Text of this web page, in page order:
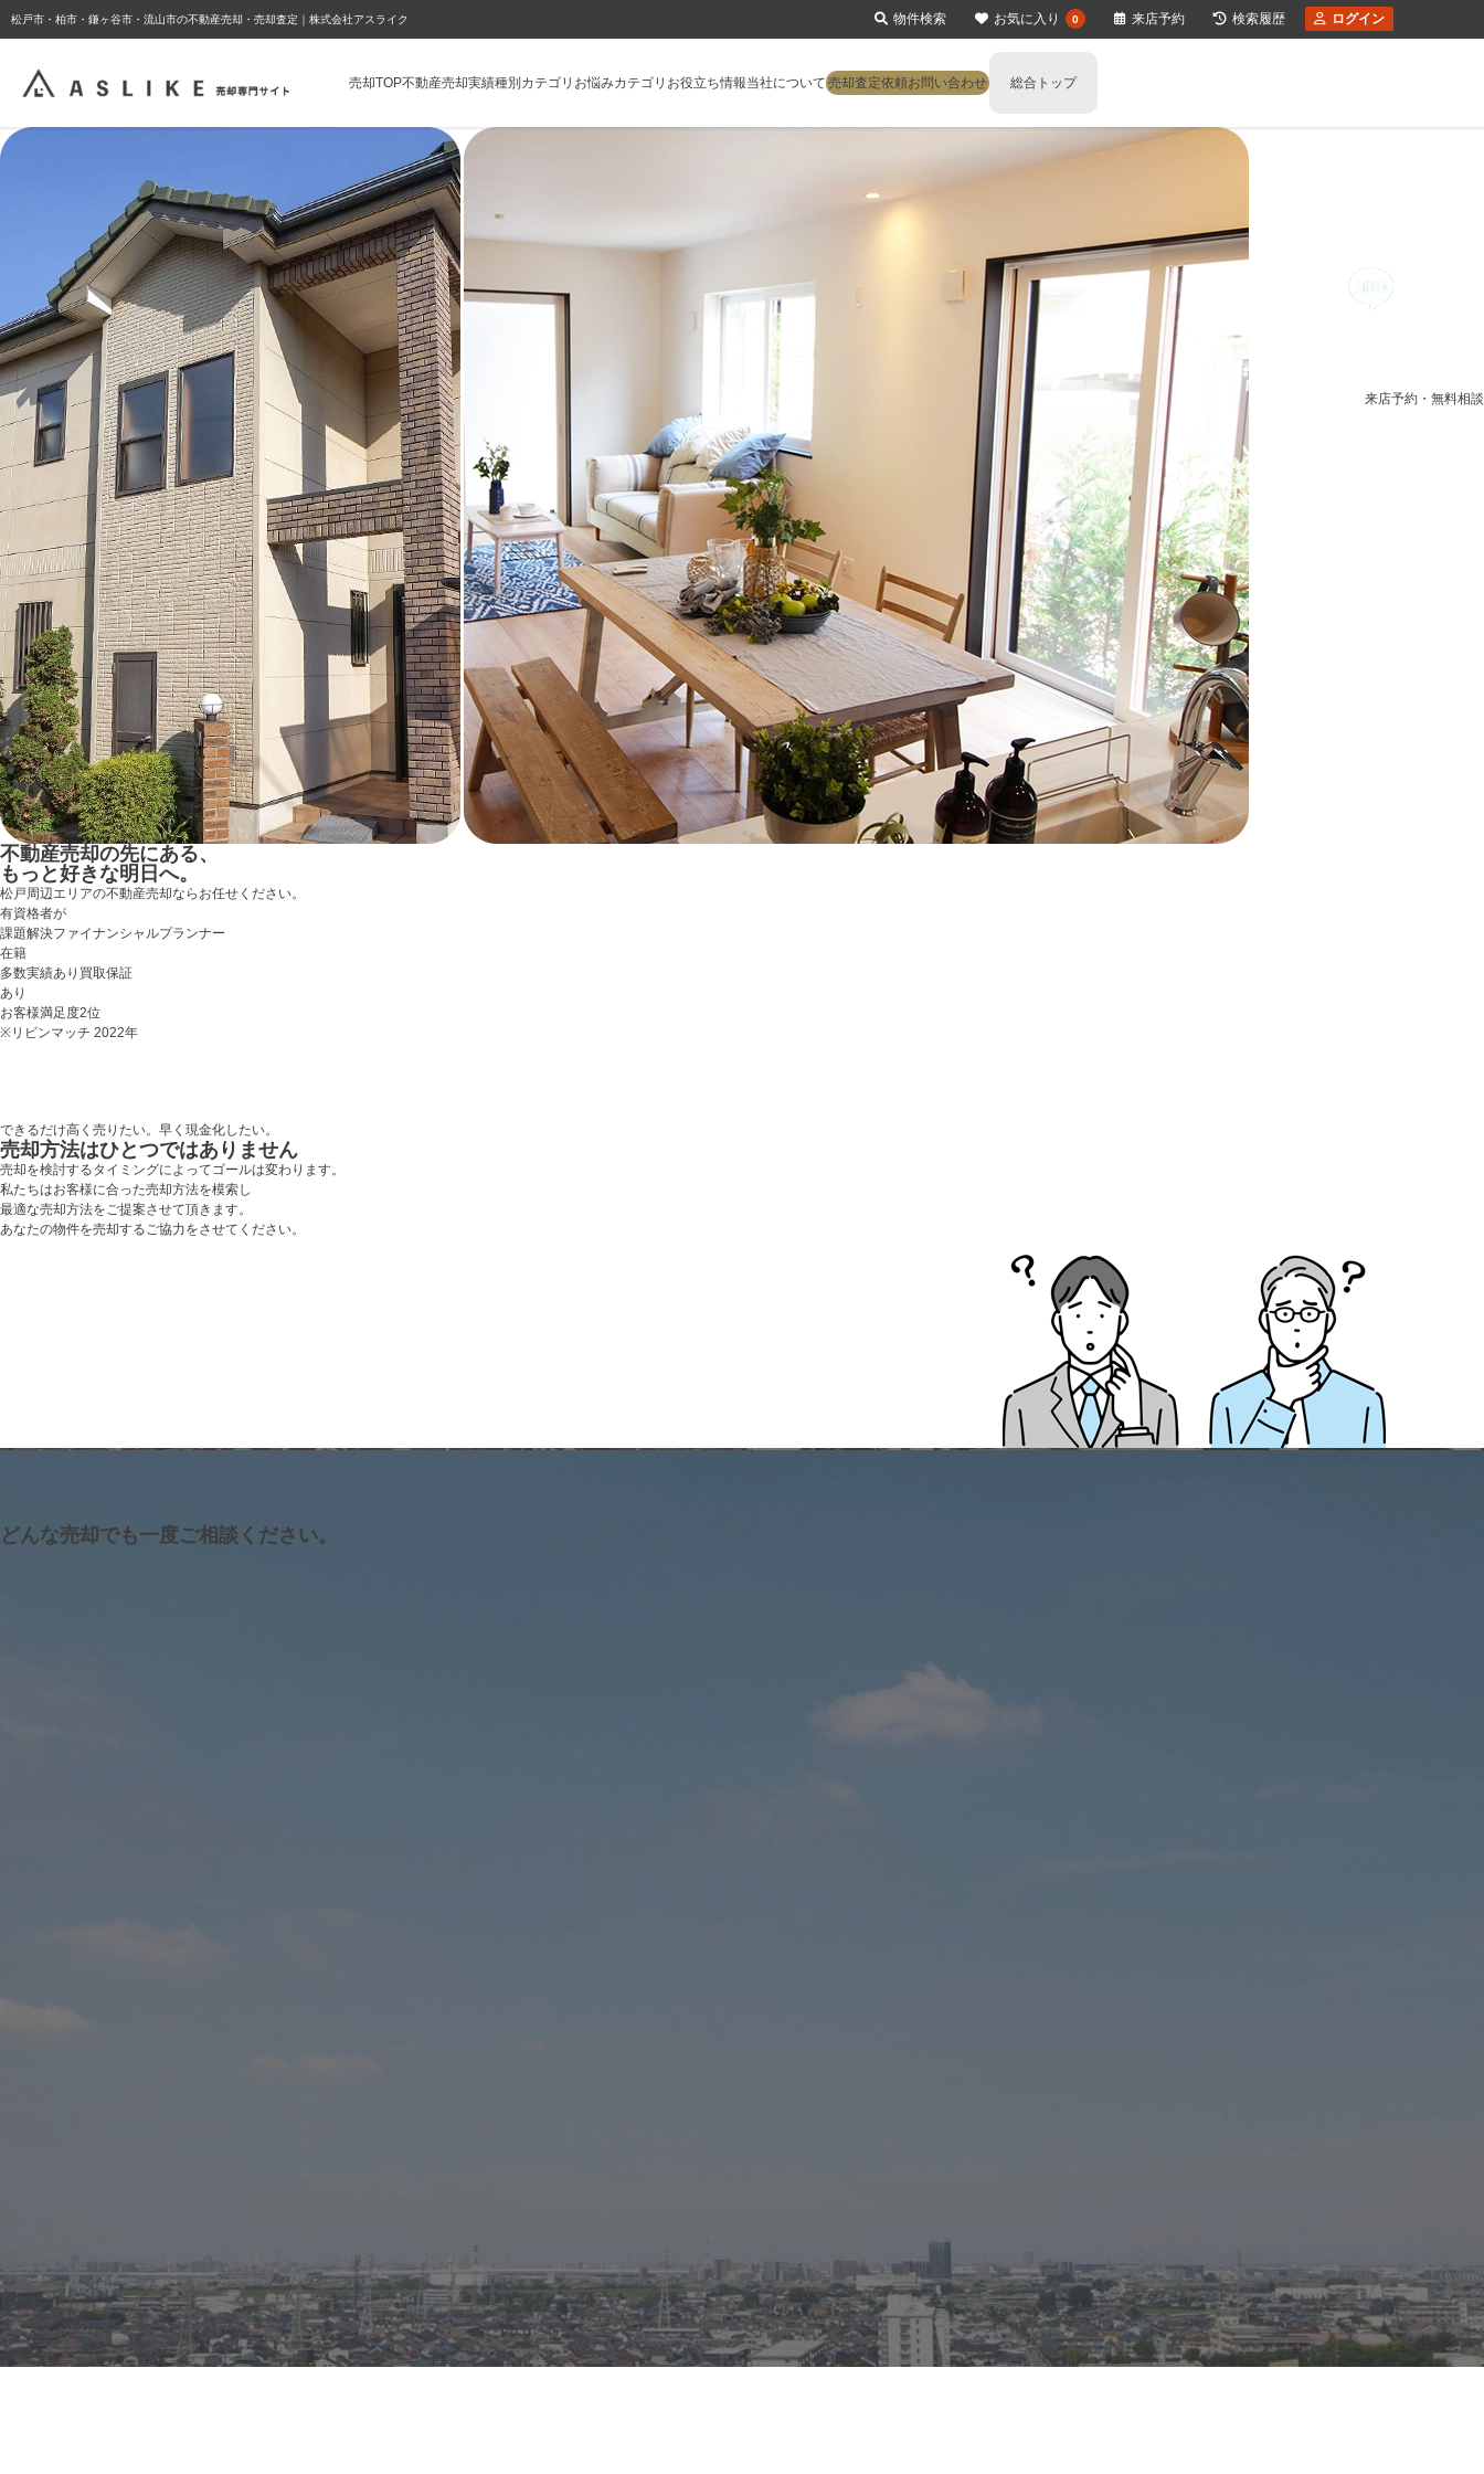
松戸市・柏市・鎌ヶ谷市・流山市の不動産売却・売却査定｜株式会社アスライク
売却TOP不動産売却実績種別カテゴリ お悩みカテゴリ お役立ち情報
不動産売却価格の決め方相続相談
当社について 売却査定依頼お問い合わせ 総合トップ
来店予約・無料相談
不動産売却の先にある、
もっと好きな明日へ。
松戸周辺エリアの不動産売却ならお任せください。
有資格者が
課題解決ファイナンシャルプランナー
在籍
多数実績あり 買取保証
あり
お客様満足度2位
※リビンマッチ 2022年
できるだけ高く売りたい。 早く現金化したい。
売却方法はひとつではありません
売却を検討するタイミングによってゴールは変わります。
私たちはお客様に合った売却方法を模索し
最適な売却方法をご提案させて頂きます。
あなたの物件を売却するご協力をさせてください。
どんな売却でも一度ご相談ください。
物件検索 お気に入り 0 来店予約 検索履歴 ログイン
ようこそゲスト様